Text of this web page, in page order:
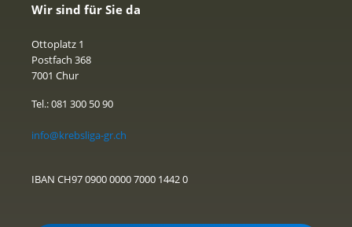
Wir sind für Sie da
Ottoplatz 1
Postfach 368
7001 Chur
Tel.: 081 300 50 90
info@krebsliga-gr.ch
IBAN CH97 0900 0000 7000 1442 0